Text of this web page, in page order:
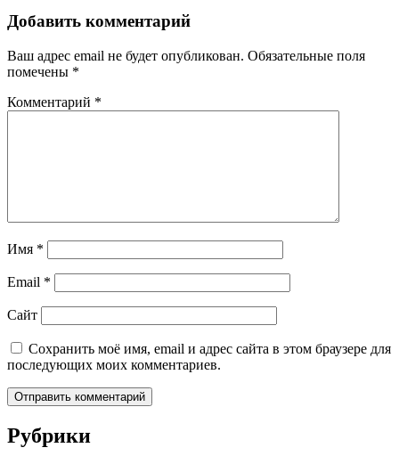
Добавить комментарий
Ваш адрес email не будет опубликован. Обязательные поля
помечены *
Комментарий *
Имя *
Email *
Сайт
Сохранить моё имя, email и адрес сайта в этом браузере для
последующих моих комментариев.
Рубрики